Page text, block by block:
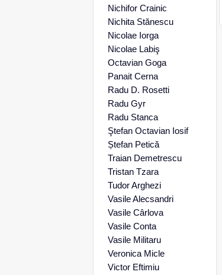
Nichifor Crainic
Nichita Stănescu
Nicolae Iorga
Nicolae Labiş
Octavian Goga
Panait Cerna
Radu D. Rosetti
Radu Gyr
Radu Stanca
Ştefan Octavian Iosif
Ștefan Petică
Traian Demetrescu
Tristan Tzara
Tudor Arghezi
Vasile Alecsandri
Vasile Cârlova
Vasile Conta
Vasile Militaru
Veronica Micle
Victor Eftimiu